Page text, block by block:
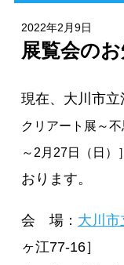
2022年2月9日
展覧会の
現在、大川市立
クリアート展～
～2月27日（日）
おります。
会 場： 大川市
ヶ江77-16］